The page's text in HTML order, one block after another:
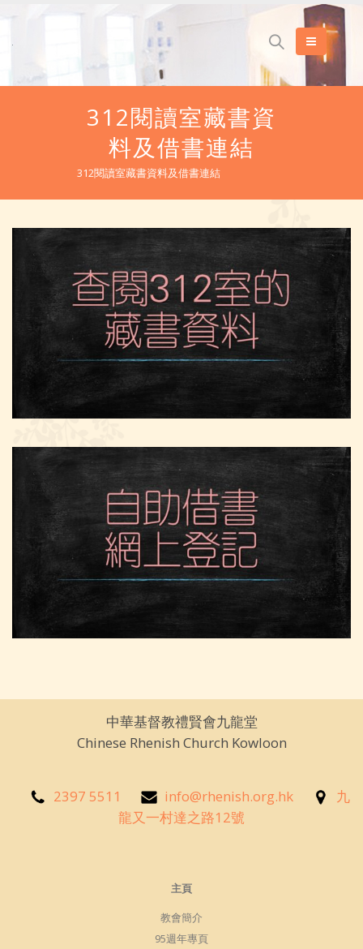
312閱讀室藏書資
料及借書連結
312閱讀室藏書資料及借書連結
中華基督教禮賢會九龍堂
Chinese Rhenish Church Kowloon
2397 5511 info@rhenish.org.hk
九
龍又一村達之路12號
主頁
教會簡介
95週年專頁